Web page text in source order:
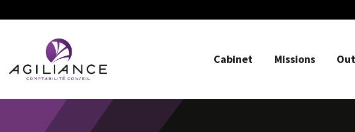
Cabinet Missions